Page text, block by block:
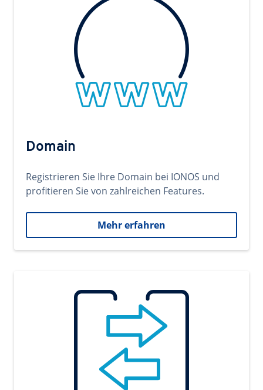
Domain
Registrieren Sie Ihre Domain bei IONOS und
profitieren Sie von zahlreichen Features.
Mehr erfahren